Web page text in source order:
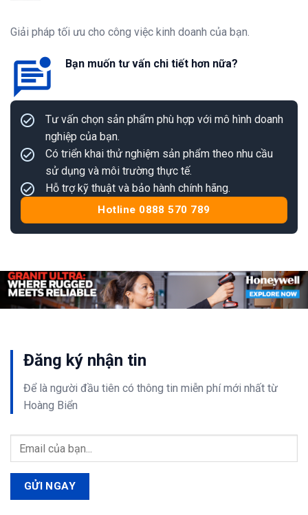
Giải pháp tối ưu cho công việc kinh doanh của bạn.
Bạn muốn tư vấn chi tiết hơn nữa?
Tư vấn chọn sản phẩm phù hợp với mô hình doanh
nghiệp của bạn.
Có triển khai thử nghiệm sản phẩm theo nhu cầu
sử dụng và môi trường thực tế.
Hỗ trợ kỹ thuật và bảo hành chính hãng.
Hotline 0888 570 789
Đăng ký nhận tin
Để là người đầu tiên có thông tin miễn phímới nhất từ
Hoàng Biển